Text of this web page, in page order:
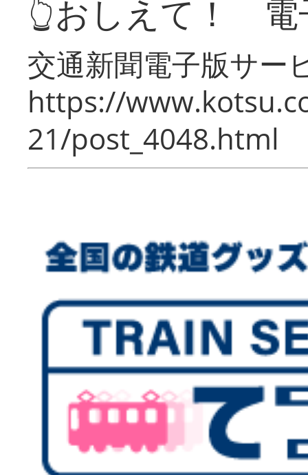
👆おしえて！ 電
交通新聞電子版サー
https://
21/post_4048.html